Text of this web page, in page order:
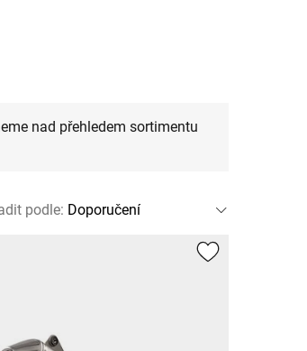
nad přehledem sortimentu
podle: